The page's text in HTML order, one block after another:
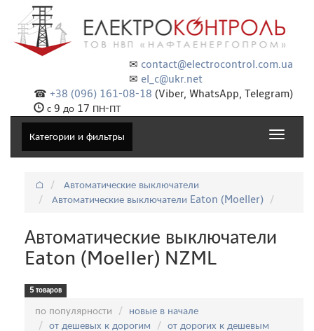
✉ contact@electrocontrol.com.ua
✉ el_c@ukr.net
☎ +38 (096) 161-08-18 (Viber, WhatsApp, Telegram)
с 9 до 17 ПН-ПТ
Категории и фильтры
Toggle
⌂
Автоматические выключатели
Автоматические выключатели Eaton (Moeller)
Автоматические выключатели
Eaton (Moeller) NZML
5 товаров
по популярности
новые в начале
от дешевых к дорогим
от дорогих к дешевым